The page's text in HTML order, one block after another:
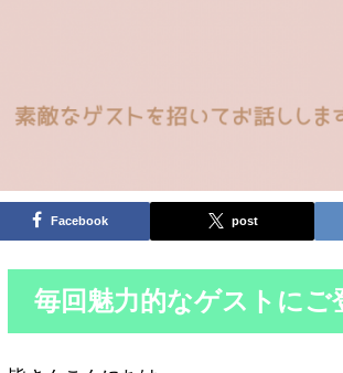
Facebook post
毎回魅力的なゲストに